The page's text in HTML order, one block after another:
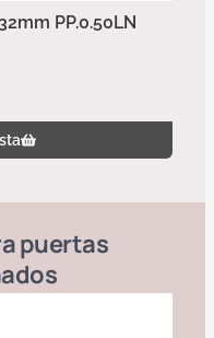
PP.0.50LN
puertas